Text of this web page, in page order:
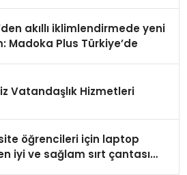
akıllı iklimlendirmede yeni
Madoka Plus Türkiye’de
Vatandaşlık Hizmetleri
öğrencileri için laptop
iyi ve sağlam sırt çantası